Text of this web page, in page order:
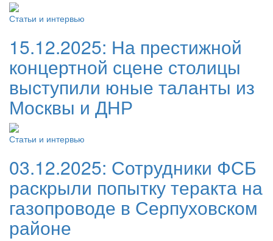
Статьи и интервью
15.12.2025: На престижной
концертной сцене столицы
выступили юные таланты из
Москвы и ДНР
Статьи и интервью
03.12.2025: Сотрудники ФСБ
раскрыли попытку теракта на
газопроводе в Серпуховском
районе